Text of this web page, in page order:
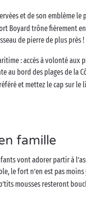
et de son emblème le
Boyard trône fièrement
de pierre de plus près !
: accès à volonté aux
bord des plages de la
et mettez le cap sur le
famille
vont adorer partir à
le fort n’en est pas
mousses resteront